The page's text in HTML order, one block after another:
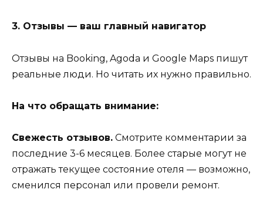
3. Отзывы — ваш главный навигатор
Отзывы на Booking, Agoda и Google Maps пишут
реальные люди. Но читать их нужно правильно.
На что обращать внимание:
Свежесть отзывов. Смотрите комментарии за
последние 3-6 месяцев. Более старые могут не
отражать текущее состояние отеля — возможно,
сменился персонал или провели ремонт.